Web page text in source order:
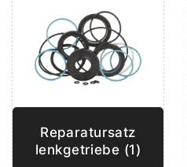
Reparatursatz
lenkgetriebe (1)